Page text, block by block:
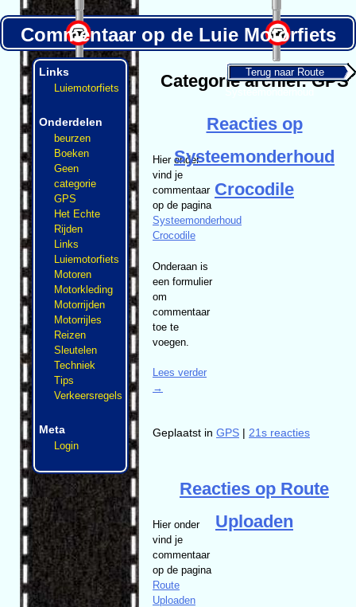
Commentaar op de Luie Motorfiets
Categorie archief:GPS
Reacties op
Systeemonderhoud
Crocodile
Terug naar
Hier onder
vind je
commentaar
op de pagina
Systeemonderhoud
Crocodile
Onderaan is
een formulier
om
commentaar
toe te
voegen.
Lees verder
→
Geplaatst in GPS | 21s reacties
Reacties op Route
Uploaden
Terug naar Uploaden
Hier onder
vind je
commentaar
op de pagina
Route
Uploaden
Terug naar POI’s
Terug naar Route
Links
Luiemotorfiets
Onderdelen
beurzen
Boeken
Geen
categorie
GPS
Het Echte
Rijden
Links
Luiemotorfiets
Motoren
Motorkleding
Motorrijden
Motorrijles
Reizen
Sleutelen
Techniek
Tips
Verkeersregels
Meta
Login